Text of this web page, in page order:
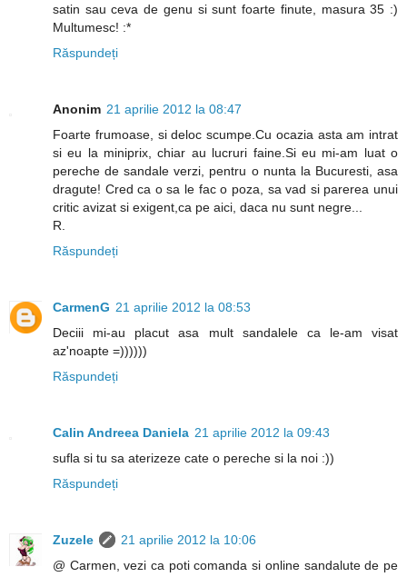
satin sau ceva de genu si sunt foarte finute, masura 35 :)
Multumesc! :*
Răspundeți
Anonim 21 aprilie 2012 la 08:47
Foarte frumoase, si deloc scumpe.Cu ocazia asta am intrat
si eu la miniprix, chiar au lucruri faine.Si eu mi-am luat o
pereche de sandale verzi, pentru o nunta la Bucuresti, asa
dragute! Cred ca o sa le fac o poza, sa vad si parerea unui
critic avizat si exigent,ca pe aici, daca nu sunt negre...
R.
Răspundeți
CarmenG 21 aprilie 2012 la 08:53
Deciii mi-au placut asa mult sandalele ca le-am visat
az'noapte =))))))
Răspundeți
Calin Andreea Daniela 21 aprilie 2012 la 09:43
sufla si tu sa aterizeze cate o pereche si la noi :))
Răspundeți
Zuzele
21 aprilie 2012 la 10:06
@ Carmen, vezi ca poti comanda si online sandalute de pe